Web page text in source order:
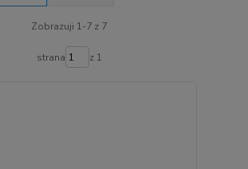
Zobrazuji 1-7 z 7
strana z 1